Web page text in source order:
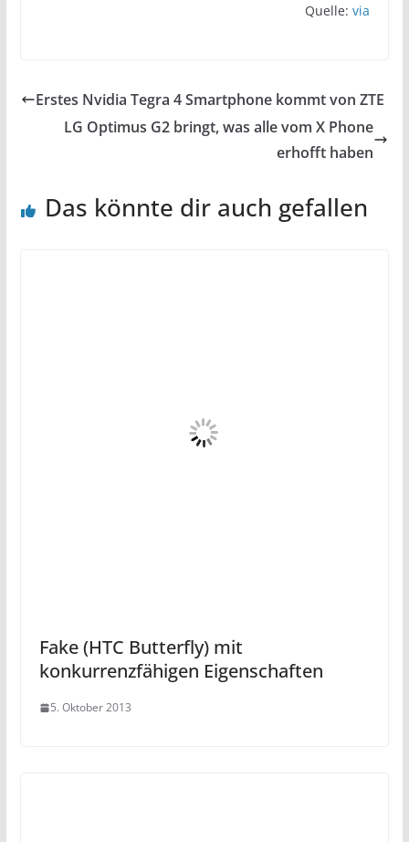
Quelle:via
Erstes Nvidia Tegra 4 Smartphone kommt von ZTE
LG Optimus G2 bringt, was alle vom X Phone
erhofft haben
Das könnte dir auch gefallen
Fake (HTC Butterfly) mit
konkurrenzfähigen Eigenschaften
5. Oktober 2013